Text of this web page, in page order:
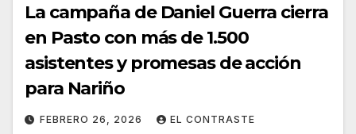
La campaña de Daniel Guerra cierra
en Pasto con más de 1.500
asistentes y promesas de acción
para Nariño
FEBRERO 26, 2026 EL CONTRASTE